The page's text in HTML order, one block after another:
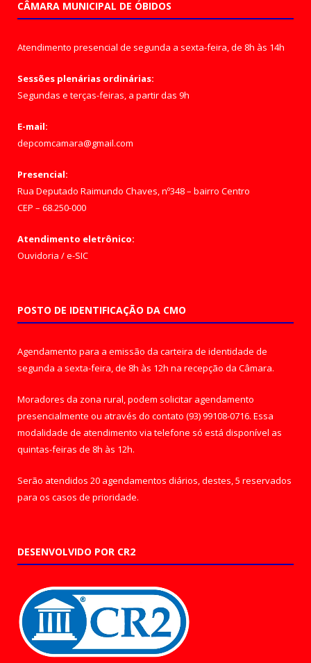
CÂMARA MUNICIPAL DE ÓBIDOS
Atendimento presencial de segunda a sexta-feira, de 8h às 14h
Sessões plenárias ordinárias:
Segundas e terças-feiras, a partir das 9h
E-mail:
depcomcamara@gmail.com
Presencial:
Rua Deputado Raimundo Chaves, nº348 – bairro Centro
CEP – 68.250-000
Atendimento eletrônico:
Ouvidoria /e-SIC
POSTO DE IDENTIFICAÇÃO DA CMO
Agendamento para a emissão da carteira de identidade de
segunda a sexta-feira, de 8h às 12h na recepção da Câmara.
Moradores da zona rural, podem solicitar agendamento
presencialmente ou através do contato (93) 99108-0716. Essa
modalidade de atendimento via telefone só está disponível as
quintas-feiras de 8h às 12h.
Serão atendidos 20 agendamentos diários, destes, 5 reservados
para os casos de prioridade.
DESENVOLVIDO POR CR2